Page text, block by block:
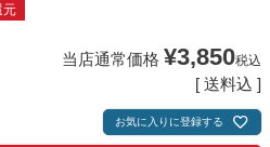
元
当店通常価格 ¥3,850税込
送料込
お気に入りに登録する